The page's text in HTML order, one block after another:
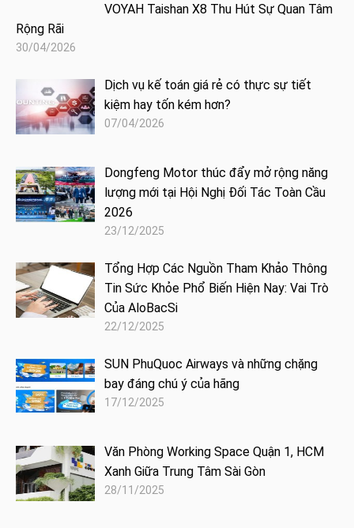
VOYAH Taishan X8 Thu Hút Sự Quan Tâm
Rộng Rãi
30/04/2026
Dịch vụ kế toán giá rẻ có thực sự tiết
kiệm hay tốn kém hơn?
07/04/2026
Dongfeng Motor thúc đẩy mở rộng năng
lượng mới tại Hội Nghị Đối Tác Toàn Cầu
2026
23/12/2025
Tổng Hợp Các Nguồn Tham Khảo Thông
Tin Sức Khỏe Phổ Biến Hiện Nay: Vai Trò
Của AloBacSi
22/12/2025
SUN PhuQuoc Airways và những chặng
bay đáng chú ý của hãng
17/12/2025
Văn Phòng Working Space Quận 1, HCM
Xanh Giữa Trung Tâm Sài Gòn
28/11/2025